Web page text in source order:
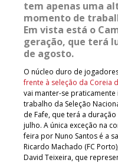
tem apenas uma
momento de
Em vista está o
geração, que terá
de agosto.
O núcleo duro de
frente à seleção da Coreia
vai manter-se
trabalho da Seleção
de Fafe, que terá a
julho. A única exceção na
feira por Nuno Santos é a
Ricardo Machado (FC
David Teixeira, que